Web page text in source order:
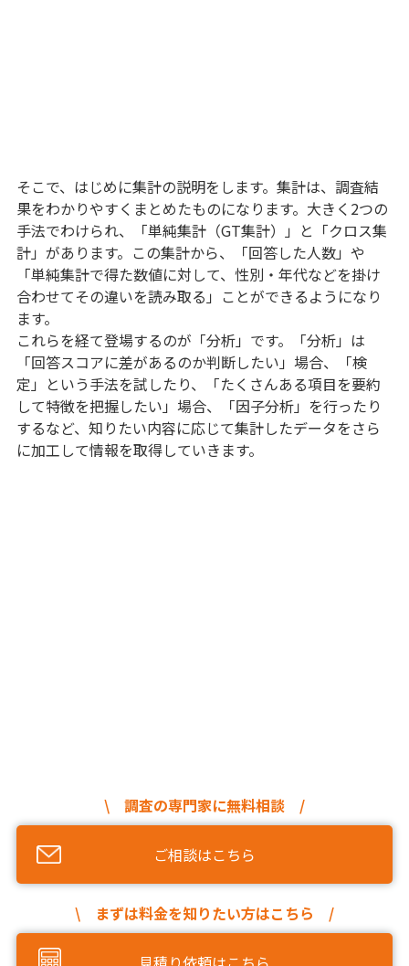
そこで、はじめに集計の説明をします。集計は、調査結
果をわかりやすくまとめたものになります。大きく2つの
手法でわけられ、「単純集計（GT集計）」と「クロス集
計」があります。この集計から、「回答した人数」や
「単純集計で得た数値に対して、性別・年代などを掛け
合わせてその違いを読み取る」ことができるようになり
ます。
これらを経て登場するのが「分析」です。「分析」は
「回答スコアに差があるのか判断したい」場合、「検
定」という手法を試したり、「たくさんある項目を要約
して特徴を把握したい」場合、「因子分析」を行ったり
するなど、知りたい内容に応じて集計したデータをさら
に加工して情報を取得していきます。
\ 調査の専門家に無料相談 /
ご相談はこちら
\ まずは料金を知りたい方はこちら /